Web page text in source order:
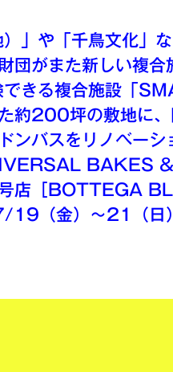
や「千鳥文化」な
団がまた新しい複合
きる複合施設「
た約200坪の敷地に
ンバスをリノベーシ
BAKES &
号店［BOTTEGA
19（金）〜21（日